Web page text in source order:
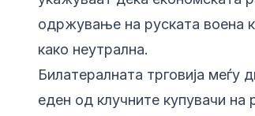
одржување на руската воена
како неутрална.
Билатералната трговија меѓу
еден од клучните купувачи